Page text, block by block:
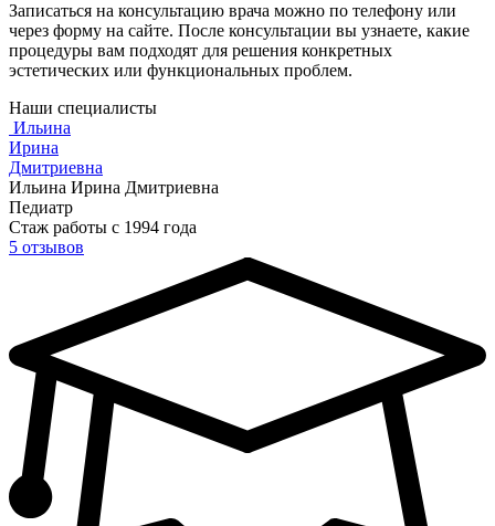
Записаться на консультацию врача можно по телефону или
через форму на сайте. После консультации вы узнаете, какие
процедуры вам подходят для решения конкретных
эстетических или функциональных проблем.
Наши специалисты
Ильина
Ирина
Дмитриевна
Ильина Ирина Дмитриевна
Педиатр
Стаж работы с 1994 года
5 отзывов